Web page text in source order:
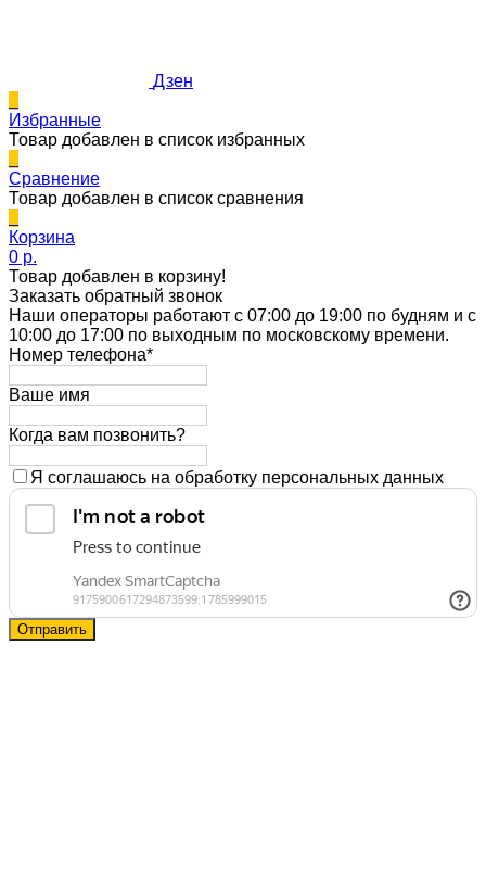
Дзен
Избранные
Товар добавлен в список избранных
Сравнение
Товар добавлен в список сравнения
Корзина
0 p.
Товар добавлен в корзину!
Заказать обратный звонок
Наши операторы работают с 07:00 до 19:00 по будням и с
10:00 до 17:00 по выходным по московскому времени.
Номер телефона*
Ваше имя
Когда вам позвонить?
Я соглашаюсь на обработку персональных данных